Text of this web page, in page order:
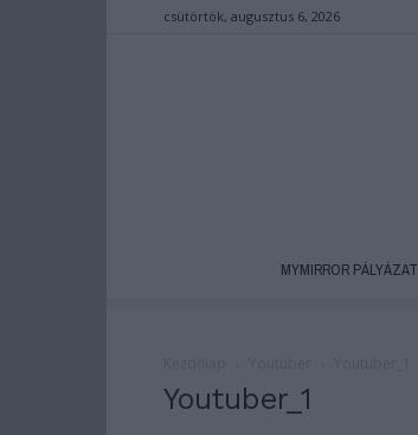
csütörtök, augusztus 6, 2026
MYMIRROR PÁLYÁZAT
Youtuber_1